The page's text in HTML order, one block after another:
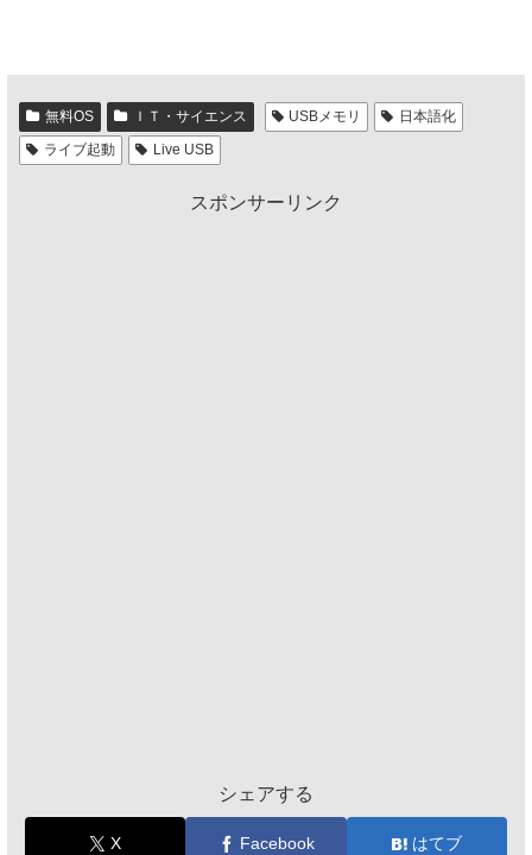
無料OS ＩＴ・サイエンス USBメモリ
日本語化
ライブ起動
Live USB
スポンサーリンク
シェアする
X Facebook はてブ